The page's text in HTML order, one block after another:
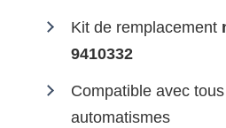
Kit de remplacement
9410332
Compatible avec
automatismes